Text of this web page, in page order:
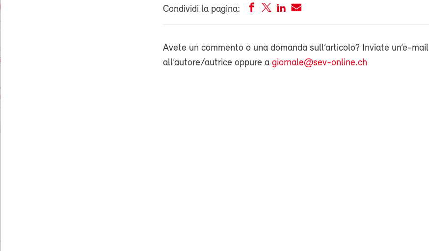
Condividi la pagina:
Avete un commento o una domanda sull’articolo? Inviate un’e-mail
all’autore/autrice oppure a giornale@sev-online.ch